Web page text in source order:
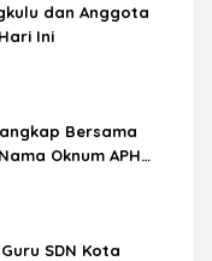
dan Anggota
Ini
Bersama
Oknum APH
SDN Kota